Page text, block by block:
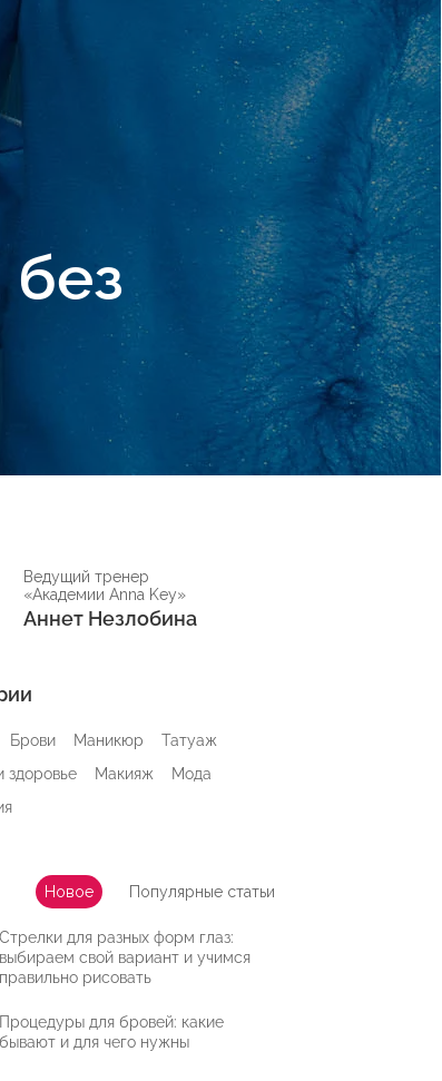
Ведущий тренер
«Академии Anna Key»
Аннет Незлобина
Брови Маникюр
Татуаж
здоровье
Макияж
Мода
Новое Популярные статьи
Стрелки для разных форм глаз:
выбираем свой вариант и учимся
правильно рисовать
Процедуры для бровей: какие
бывают и для чего нужны